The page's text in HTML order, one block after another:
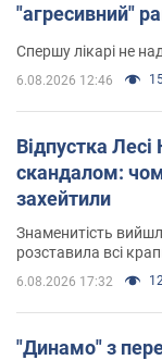
"агресивний"
Спершу лікарі не
6.08.2026 12:46
Відпустка
скандалом:
захейтили
Знаменитість
розставила всі
6.08.2026 17:32
"Динамо" з